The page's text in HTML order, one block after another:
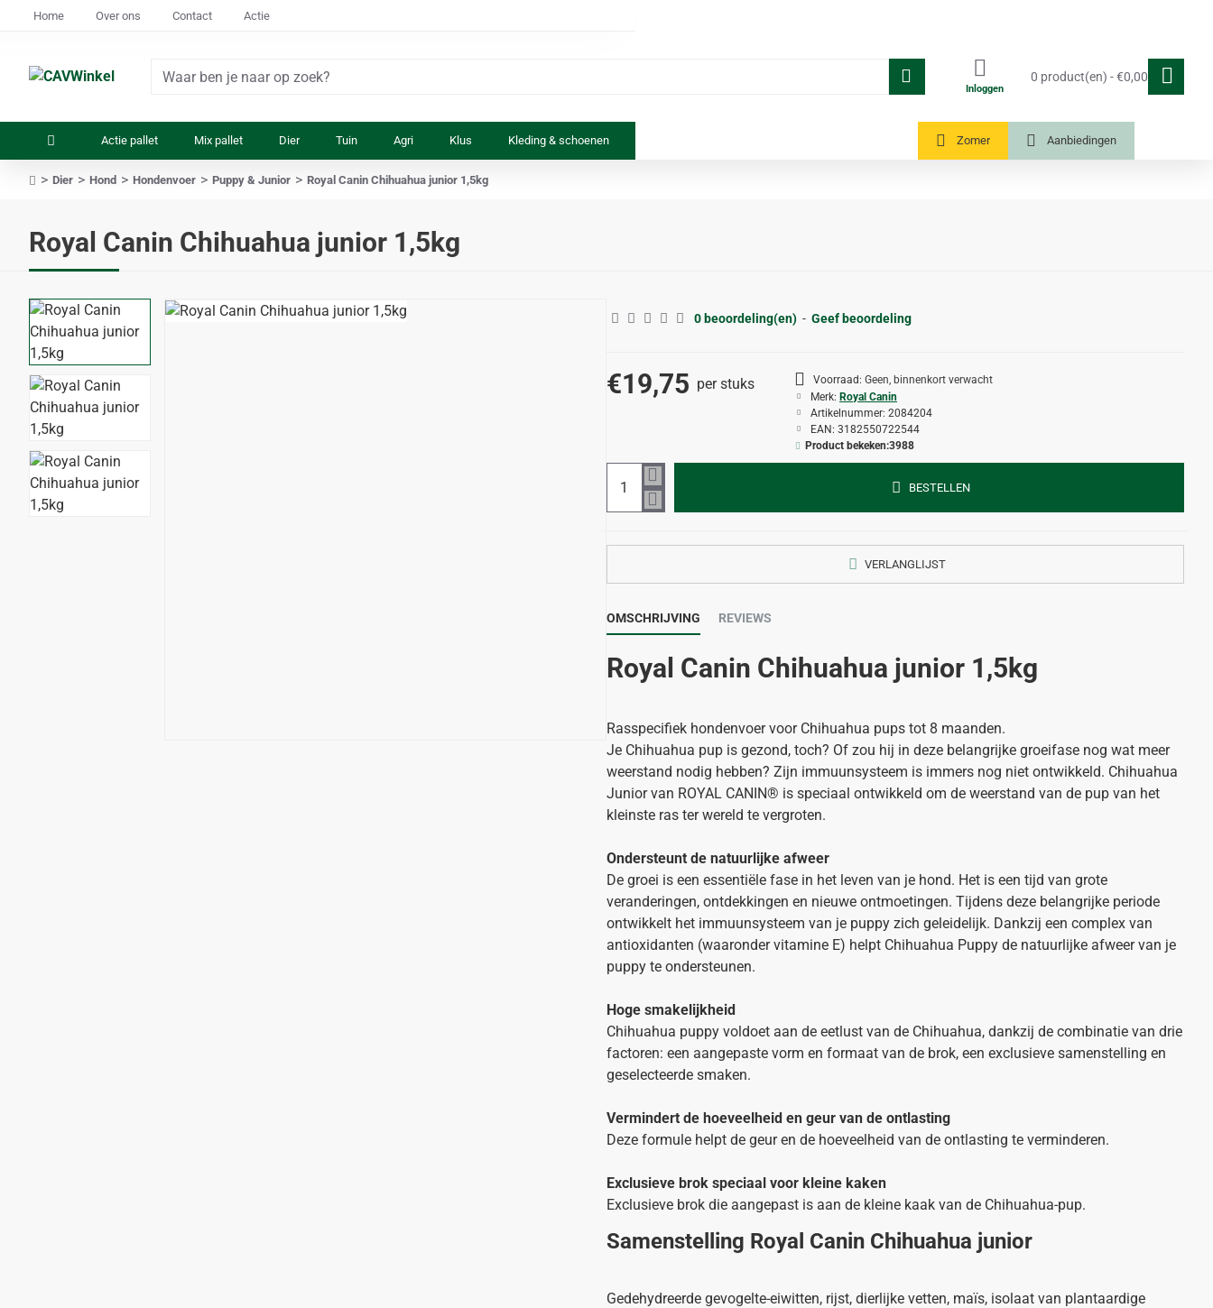
Home Over ons Contact Actie
Waar
op
Inloggen
0 product(en) - €0,00
Actie pallet Mix pallet Dier Tuin Agri Klus Kleding & schoenen Zomer Aanbiedingen
Royal Canin Chihuahua junior 1,5kg
Dier Hond Hondenvoer Puppy & Junior Royal Canin Chihuahua junior 1,5kg
0 beoordeling(en) - Geef beoordeling
€19,75 per stuks Voorraad: Geen, binnenkort verwacht
Merk: Royal Canin
Artikelnummer: 2084204
EAN: 3182550722544
Product bekeken:3988
BESTELLEN
VERLANGLIJST
OMSCHRIJVING REVIEWS
Royal Canin Chihuahua junior 1,5kg
Rasspecifiek hondenvoer voor Chihuahua pups tot 8 maanden.
Je Chihuahua pup is gezond, toch? Of zou hij in deze belangrijke groeifase nog wat meer
weerstand nodig hebben? Zijn immuunsysteem is immers nog niet ontwikkeld. Chihuahua
Junior van ROYAL CANIN® is speciaal ontwikkeld om de weerstand van de pup van het
kleinste ras ter wereld te vergroten.
Ondersteunt de natuurlijke afweer
De groei is een essentiële fase in het leven van je hond. Het is een tijd van grote
veranderingen, ontdekkingen en nieuwe ontmoetingen. Tijdens deze belangrijke periode
ontwikkelt het immuunsysteem van je puppy zich geleidelijk. Dankzij een complex van
antioxidanten (waaronder vitamine E) helpt Chihuahua Puppy de natuurlijke afweer van je
puppy te ondersteunen.
Hoge smakelijkheid
Chihuahua puppy voldoet aan de eetlust van de Chihuahua, dankzij de combinatie van drie
factoren: een aangepaste vorm en formaat van de brok, een exclusieve samenstelling en
geselecteerde smaken.
Vermindert de hoeveelheid en geur van de ontlasting
Deze formule helpt de geur en de hoeveelheid van de ontlasting te verminderen.
Exclusieve brok speciaal voor kleine kaken
Exclusieve brok die aangepast is aan de kleine kaak van de Chihuahua-pup.
Samenstelling Royal Canin Chihuahua junior
Gedehydreerde gevogelte-eiwitten, rijst, dierlijke vetten, maïs, isolaat van plantaardige